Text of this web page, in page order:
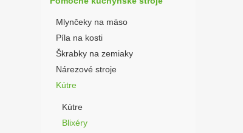
Mlynčeky na mäso
Píla na kosti
Škrabky na zemiaky
Nárezové stroje
Kútre
Kútre
Blixéry